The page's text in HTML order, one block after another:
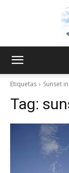
Etiquetas Sunset
Tag: